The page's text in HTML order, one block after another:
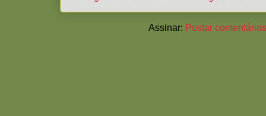
Assinar: Postar